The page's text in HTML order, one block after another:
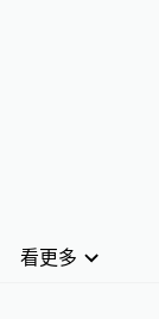
看更多